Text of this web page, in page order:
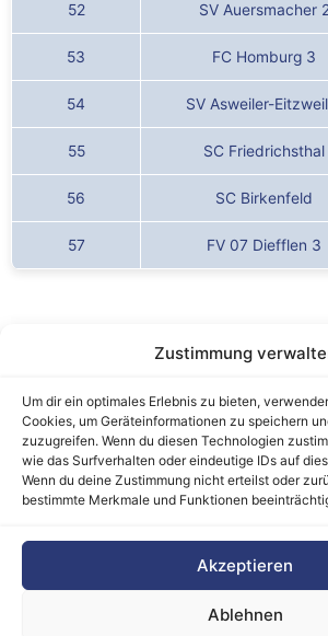
Zustimmung
Um dir ein optimales Erlebnis zu bieten,
Cookies, um Geräteinformationen zu speichern
zuzugreifen. Wenn du diesen Technologien
wie das Surfverhalten oder eindeutige IDs auf
Wenn du deine Zustimmung nicht erteilst oder
bestimmte Merkmale und Funktionen
Akzeptieren
Ablehnen
52 SV Auersmacher
53 FC Homburg 3
54 SV Asweiler-
55 SC Friedrichsthal
56 SC Birkenfeld
57 FV 07 Diefflen 3
Barrierefreiheitserklärung
Cookie-Richtlinie (EU)
Datenschutz